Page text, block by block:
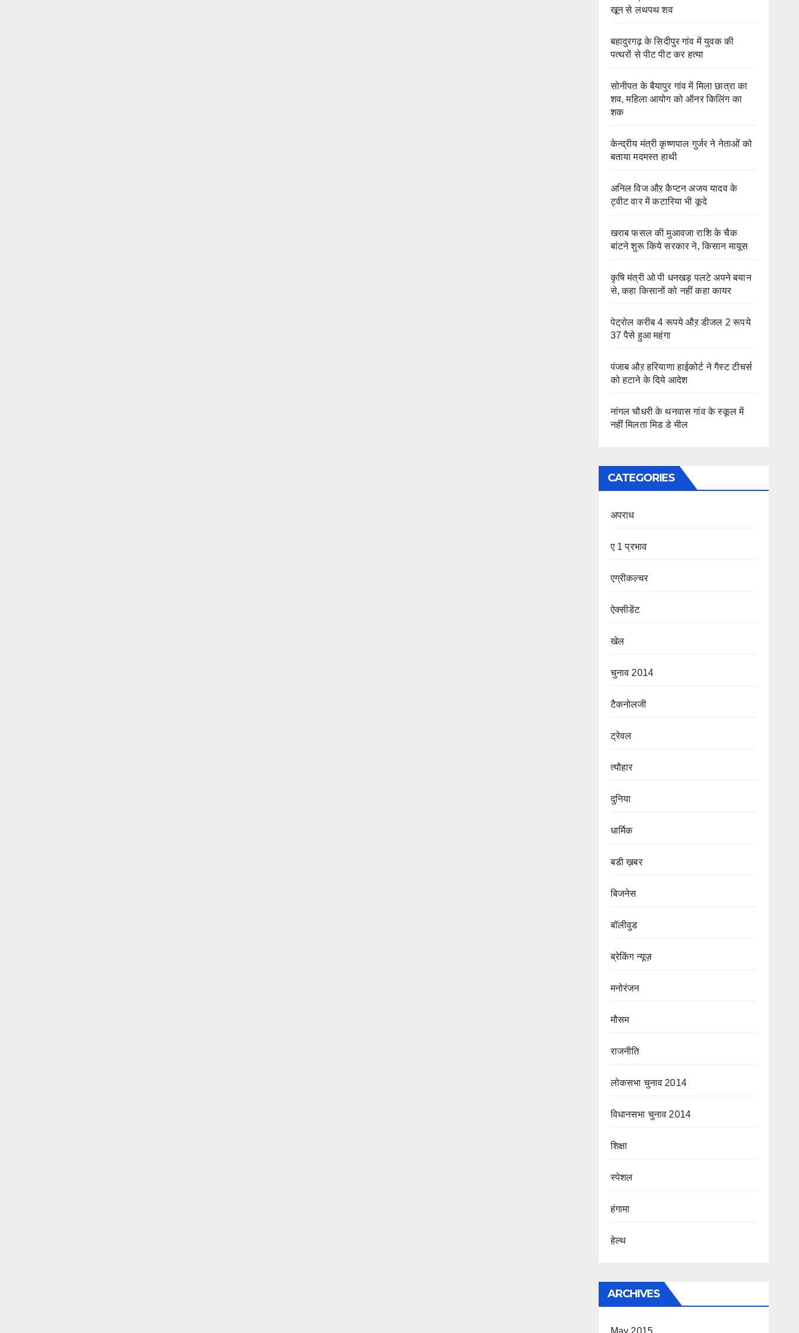
खून से लथपथ शव
बहादुरगढ़ के सिदीपुर गांव में युवक की
पत्थरों से पीट पीट कर हत्या
सोनीपत के बैयापुर गांव में मिला छात्रा का
शव, महिला आयोग को ऑनर किलिंग का
शक
केन्द्रीय मंत्री कृष्णपाल गुर्जर ने नेताओं को
बताया मदमस्त हाथी
अनिल विज औऱ कैप्टन अजय यादव के
ट्वीट वार में कटारिया भी कूदे
खराब फसल की मुआवजा राशि के चैक
बांटने शुरू किये सरकार ने, किसान मायूस
कृषि मंत्री ओ पी धनखड़ पलटे अपने बयान
से, कहा किसानों को नहीं कहा कायर
पेट्रोल करीब 4 रूपये औऱ डीजल 2 रूपये
37 पैसे हुआ महंगा
पंजाब औऱ हरियाणा हाईकोर्ट ने गैस्ट टीचर्स
को हटाने के दिये आदेश
नांगल चौधरी के थनवास गांव के स्कूल में
नहीं मिलता मिड डे मील
CATEGORIES
अपराध
ए 1 प्रभाव
एग्रीकल्चर
ऐक्सीडेंट
खेल
चुनाव 2014
टैकनोलजी
ट्रेवल
त्यौहार
दुनिया
धार्मिक
बडी ख़बर
बिजनेस
बॉलीवुड
ब्रेकिंग न्यूज़
मनोरंजन
मौसम
राजनीति
लोकसभा चुनाव 2014
विधानसभा चुनाव 2014
शिक्षा
स्पेशल
हंगामा
हेल्थ
ARCHIVES
May 2015